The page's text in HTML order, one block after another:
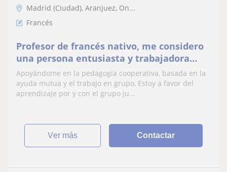
Madrid (Ciudad), Aranjuez, On...
Francés
Profesor de francés nativo, me considero
una persona entusiasta y trabajadora
imparto clases a todas las edades y en
todos los niv
Apoyándome en la pedagogía cooperativa, basada en la
ayuda mutua y el trabajo en grupo, Estoy a favor del
aprendizaje por y con el grupo ju...
ver más Contactar